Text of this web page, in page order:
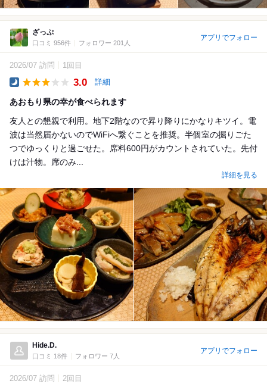
ざっぷ
口コミ 956件 フォロワー 201人
アプリでフォロー
2026/07 訪問 1回目
3.0 詳細
あおもり県の幸が食べられます
友人との懇親で利用。地下2階なので昇り降りにかなりキツイ。電
波は当然届かないのでWiFiへ繋ぐことを推奨。半個室の掘りごた
つでゆっくりと過ごせた。席料600円がカウントされていた。先付
けは汁物。席のみ...
詳細を見る
Hide.D.
口コミ 18件 フォロワー 7人
アプリでフォロー
2026/07 訪問 2回目